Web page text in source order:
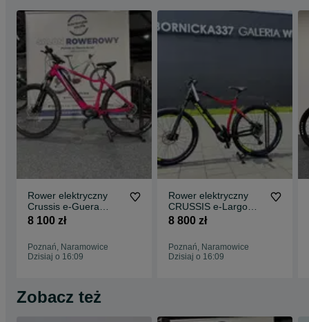
Rower elektryczny
Crussis e-Guera
7.10-(522 Wh) (19)
8 100 zł
Poznań, Naramowice
Dzisiaj o 16:09
Rower elektryczny
CRUSSIS e-Largo
M510 9.8-M 22"
8 800 zł
Poznań, Naramowice
Dzisiaj o 16:09
Zobacz też